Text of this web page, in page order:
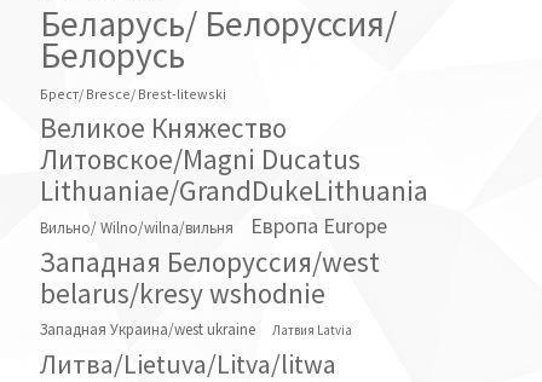
Беларусь/ Белоруссия/
Белорусь
Брест/ Bresce/ Brest-litewski
Великое Княжество
Литовское/Magni Ducatus
Lithuaniae/GrandDukeLithuania
Вильно/ Wilno/wilna/вильня Европа Europe
Западная Белоруссия/west
belarus/kresy wshodnie
Западная Украина/west ukraine Латвия Latvia
Литва/Lietuva/Litva/litwa